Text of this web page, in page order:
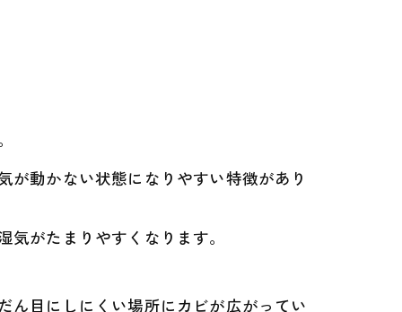
動かない状態になりやすい特徴があり
がたまりやすくなります。
ん目にしにくい場所にカビが広がってい